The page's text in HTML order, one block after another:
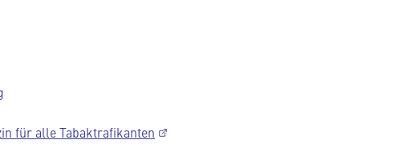
für alle Tabaktrafikanten